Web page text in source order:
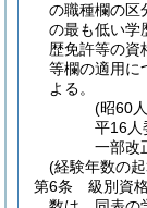
の職種欄の区
の最も低い学
歴免許等の資
等欄の適用に
よる。
(昭60
平16人
一部改
(経験年数の
第6条
級別資